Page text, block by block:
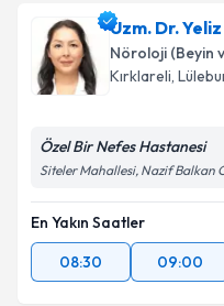
Uzm. Dr.
Nöroloji (Beyin
Kırklareli,
Özel Bir Nefes Hastanesi
Siteler Mahallesi, Nazif Balkan
En Yakın Saatler
08:30
09:00